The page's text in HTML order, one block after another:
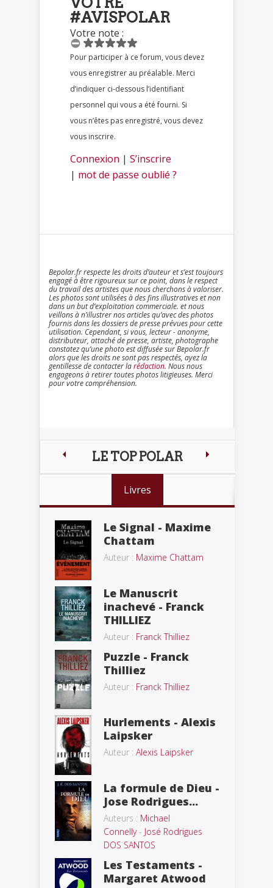
#AVISPOLAR
Votre note :
Pour participer à ce forum, vous devez
vous enregistrer au préalable. Merci
d’indiquer ci-dessous l’identifiant
personnel qui vous a été fourni. Si
vous n’êtes pas enregistré, vous devez
vous inscrire.
Connexion | S’inscrire
| mot de passe oublié ?
Bepolar.fr respecte les droits d’auteur et s’est toujours
engagé à être rigoureux sur ce point, dans le respect
du travail des artistes que nous cherchons à valoriser.
Les photos sont utilisées à des fins illustratives et non
dans un but d’exploitation commerciale. et nous
veillons à n’illustrer nos articles qu’avec des photos
fournis dans les dossiers de presse prévues pour cette
utilisation. Cependant, si vous, lecteur - anonyme,
distributeur, attaché de presse, artiste, photographe
constatez qu’une photo est diffusée sur Bepolar.fr
alors que les droits ne sont pas respectés, ayez la
gentillesse de contacter larédaction. Nous nous
engageons à retirer toutes photos litigieuses. Merci
pour votre compréhension.
LE TOP POLAR
Livres
Le Signal - Maxime
Chattam
Auteur : Maxime Chattam
Le Manuscrit
inachevé - Franck
THILLIEZ
Auteur : Franck Thilliez
Puzzle - Franck
Thilliez
Auteur : Franck Thilliez
Hurlements - Alexis
Laipsker
Auteur : Alexis Laipsker
La formule de Dieu -
Jose Rodrigues...
Auteurs : Michael
Connelly- José Rodrigues
DOS SANTOS
Les Testaments -
Margaret Atwood